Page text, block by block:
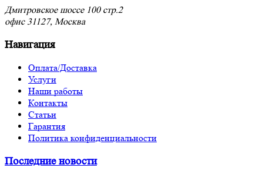
Дмитровское шоссе 100 стр.2
офис 31127, Москва
Навигация
Оплата/Доставка
Услуги
Наши работы
Контакты
Статьи
Гарантия
Политика конфиденциальности
Последние новости